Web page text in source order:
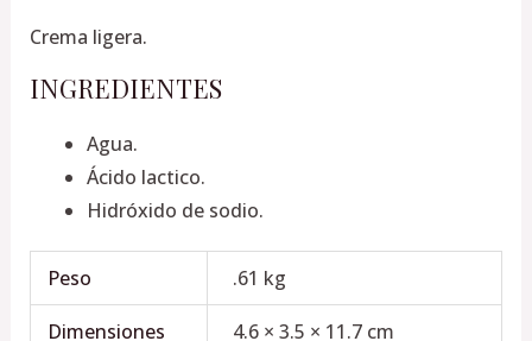
Crema ligera.
INGREDIENTES
Agua.
Ácido lactico.
Hidróxido de sodio.
Peso .61 kg
Dimensiones 4.6 × 3.5 × 11.7 cm